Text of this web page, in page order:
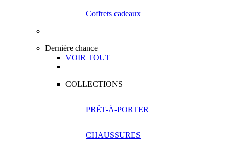
Coffrets cadeaux
Dernière chance
VOIR TOUT
COLLECTIONS
PRÊT-À-PORTER
CHAUSSURES